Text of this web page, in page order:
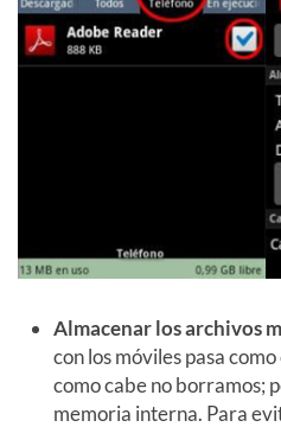
Almacenar los archivos
con los móviles pasa
como cabe no borramos;
memoria interna. Para